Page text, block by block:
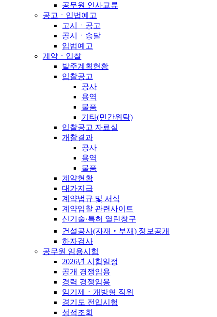
공무원 인사교류
공고ㆍ입법예고
고시ㆍ공고
공시ㆍ송달
입법예고
계약ㆍ입찰
발주계획현황
입찰공고
공사
용역
물품
기타(민간위탁)
입찰공고 자료실
개찰결과
공사
용역
물품
계약현황
대가지급
계약법규 및 서식
계약입찰 관련사이트
신기술·특허 열린창구
건설공사(자재‧부재) 정보공개
하자검사
공무원 임용시험
2026년 시험일정
공개 경쟁임용
경력 경쟁임용
임기제ㆍ개방형 직위
경기도 전입시험
성적조회